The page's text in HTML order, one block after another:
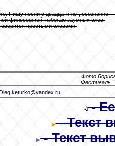
Пишу песни с двадцати лет, осознанно
философией, избегаю заумных слов.
простыми словами.
Фото
Фестиваль
-
- Текст
- Текст